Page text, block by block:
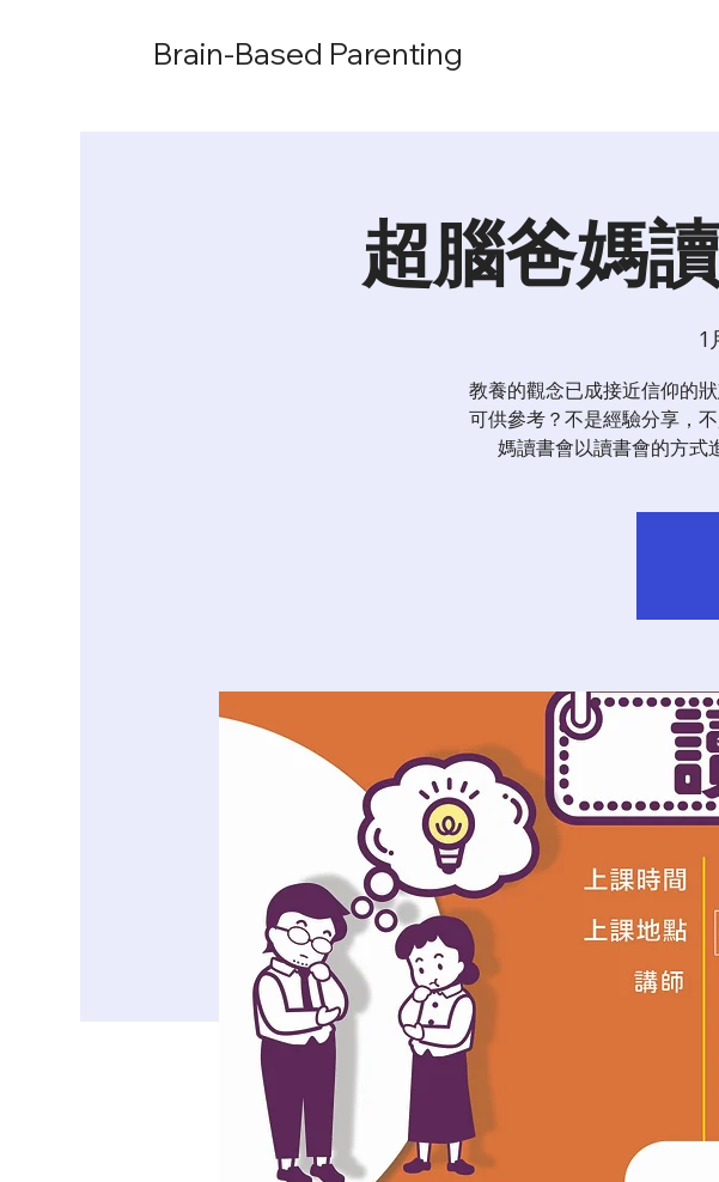
Brain-Based Parenting
超腦爸媽
1
教養的觀念已成接近信仰的
可供參考？不是經驗分享，
媽讀書會以讀書會的方式